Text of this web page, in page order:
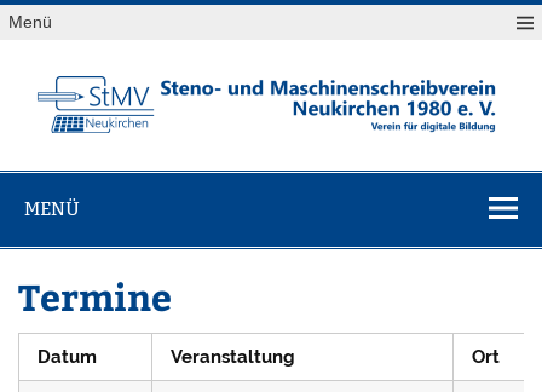
Skip
toMenü
Neukirchen
1980 e. V.
MENÜ
Termine
Datum Veranstaltung Ort